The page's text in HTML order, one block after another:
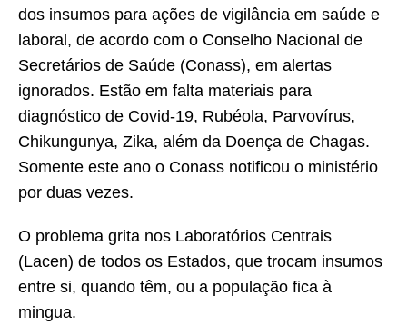
dos insumos para ações de vigilância em saúde e
laboral, de acordo com o Conselho Nacional de
Secretários de Saúde (Conass), em alertas
ignorados. Estão em falta materiais para
diagnóstico de Covid-19, Rubéola, Parvovírus,
Chikungunya, Zika, além da Doença de Chagas.
Somente este ano o Conass notificou o ministério
por duas vezes.
O problema grita nos Laboratórios Centrais
(Lacen) de todos os Estados, que trocam insumos
entre si, quando têm, ou a população fica à
mingua.